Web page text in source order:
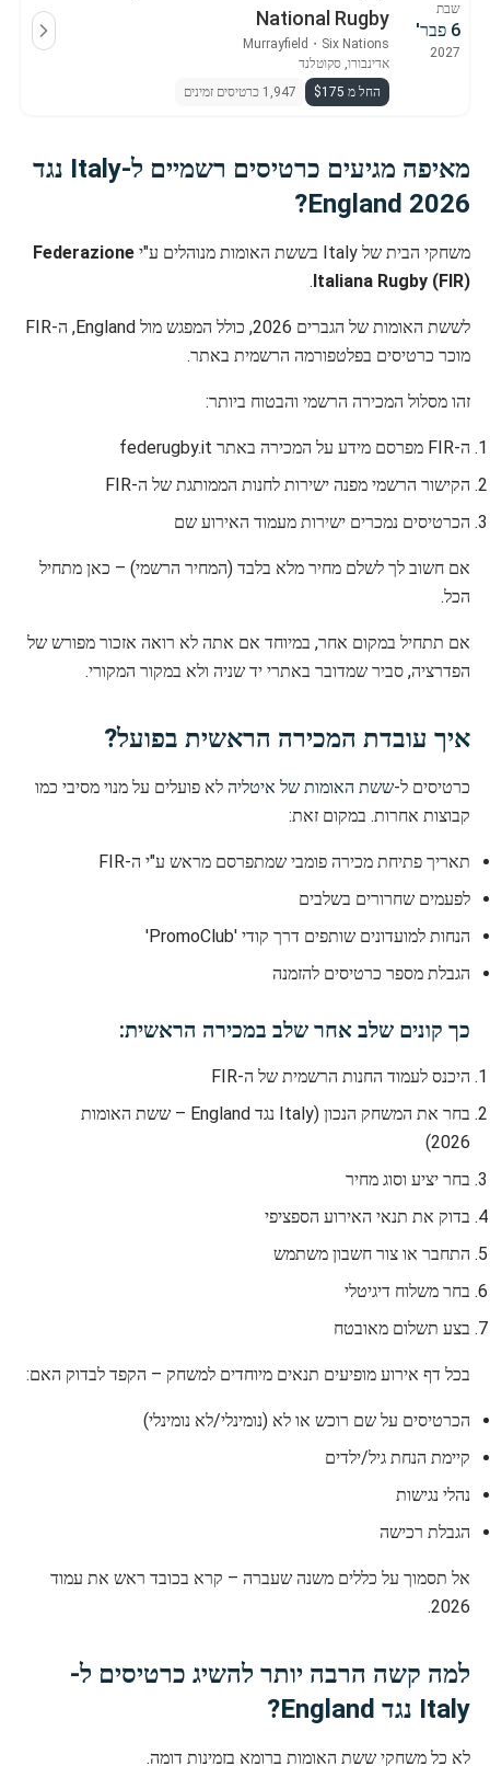
שבת
6 פבר'
2027
National Rugby
Six Nations
・
Murrayfield
אדינבורו, סקוטלנד
החל מ $175
1,947 כרטיסים זמינים
מאיפה מגיעים כרטיסים רשמיים ל-Italy נגד
England 2026?
משחקי הבית של Italy בששת האומות מנוהלים ע"י
Federazione
Italiana Rugby (FIR)
.
לששת האומות של הגברים 2026, כולל המפגש מול England, ה-FIR
מוכר כרטיסים בפלטפורמה הרשמית באתר.
זהו מסלול המכירה הרשמי והבטוח ביותר:
ה-FIR מפרסם מידע על המכירה באתר federugby.it
הקישור הרשמי מפנה ישירות לחנות הממותגת של ה-FIR
הכרטיסים נמכרים ישירות מעמוד האירוע שם
אם חשוב לך לשלם מחיר מלא בלבד (המחיר הרשמי) – כאן מתחיל
הכל.
אם תתחיל במקום אחר, במיוחד אם אתה לא רואה אזכור מפורש של
הפדרציה, סביר שמדובר באתרי יד שניה ולא במקור המקורי.
איך עובדת המכירה הראשית בפועל?
כרטיסים ל-ששת האומות של איטליה לא פועלים על מנוי מסיבי כמו
קבוצות אחרות. במקום זאת:
תאריך פתיחת מכירה פומבי שמתפרסם מראש ע"י ה-FIR
לפעמים שחרורים בשלבים
הנחות למועדונים שותפים דרך קודי 'PromoClub'
הגבלת מספר כרטיסים להזמנה
כך קונים שלב אחר שלב במכירה הראשית:
היכנס לעמוד החנות הרשמית של ה-FIR
בחר את המשחק הנכון (Italy נגד England – ששת האומות
2026)
בחר יציע וסוג מחיר
בדוק את תנאי האירוע הספציפי
התחבר או צור חשבון משתמש
בחר משלוח דיגיטלי
בצע תשלום מאובטח
בכל דף אירוע מופיעים תנאים מיוחדים למשחק – הקפד לבדוק האם:
הכרטיסים על שם רוכש או לא (נומינלי/לא נומינלי)
קיימת הנחת גיל/ילדים
נהלי נגישות
הגבלת רכישה
אל תסמוך על כללים משנה שעברה – קרא בכובד ראש את עמוד
2026.
למה קשה הרבה יותר להשיג כרטיסים ל-
Italy נגד England?
לא כל משחקי ששת האומות ברומא בזמינות דומה.